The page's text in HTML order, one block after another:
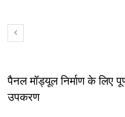
पैनल मॉड्यूल निर्माण के लिए
उपकरण